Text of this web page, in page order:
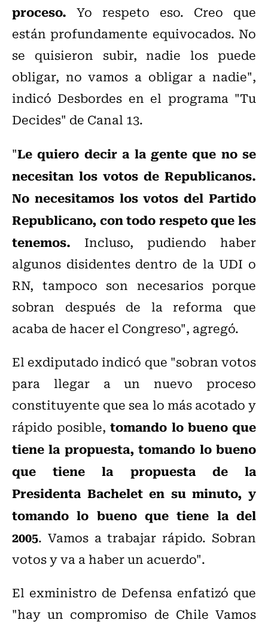
proceso. Yo respeto eso. Creo que
están profundamente equivocados. No
se quisieron subir, nadie los puede
obligar, no vamos a obligar a nadie",
indicó Desbordes en el programa "Tu
Decides" de Canal 13.
"Le quiero decir a la gente que no se
necesitan los votos de Republicanos.
No necesitamos los votos del Partido
Republicano, con todo respeto que les
tenemos. Incluso, pudiendo haber
algunos disidentes dentro de la UDI o
RN, tampoco son necesarios porque
sobran después de la reforma que
acaba de hacer el Congreso", agregó.
El exdiputado indicó que "sobran votos
para llegar a un nuevo proceso
constituyente que sea lo más acotado y
rápido posible,tomando lo bueno que
tiene la propuesta, tomando lo bueno
que tiene la propuesta de la
Presidenta Bachelet en su minuto, y
tomando lo bueno que tiene la del
2005. Vamos a trabajar rápido. Sobran
votos y va a haber un acuerdo".
El exministro de Defensa enfatizó que
"hay un compromiso de Chile Vamos